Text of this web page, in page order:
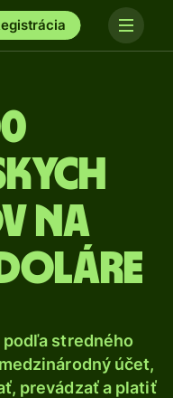
na
podľa stredného
účet,
prevádzať a platiť